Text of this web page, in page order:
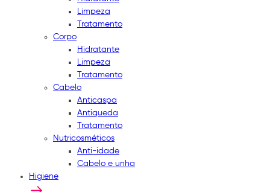
Limpeza
Tratamento
Corpo
Hidratante
Limpeza
Tratamento
Cabelo
Anticaspa
Antiqueda
Tratamento
Nutricosméticos
Anti-idade
Cabelo e unha
Higiene